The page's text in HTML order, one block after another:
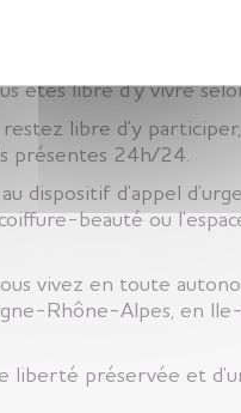
le quotidien.
sécurisante, à votre
êtes libre d’y vivre
restez libre d’y
présentes 24h/24.
dispositif d’appel
beauté ou
vivez en toute
Rhône-Alpes, en
liberté préservée et